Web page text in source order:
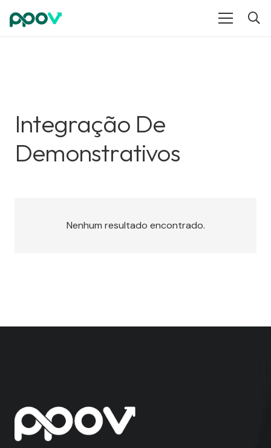
Integração De
Demonstrativos
Nenhum resultado encontrado.